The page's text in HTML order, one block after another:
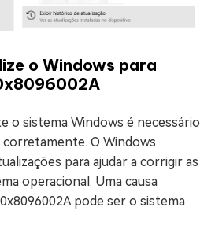
o Windows para
o sistema Windows é necessário
O Windows
para ajudar a corrigir as
operacional. Uma causa
pode ser o sistema